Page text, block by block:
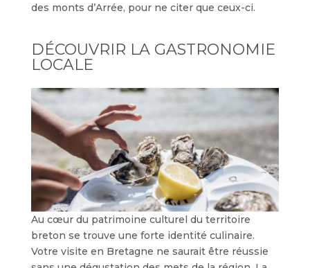
des monts d’Arrée, pour ne citer que ceux-ci.
DÉCOUVRIR LA GASTRONOMIE
LOCALE
Au cœur du patrimoine culturel du territoire
breton se trouve une forte identité culinaire.
Votre visite en Bretagne ne saurait être réussie